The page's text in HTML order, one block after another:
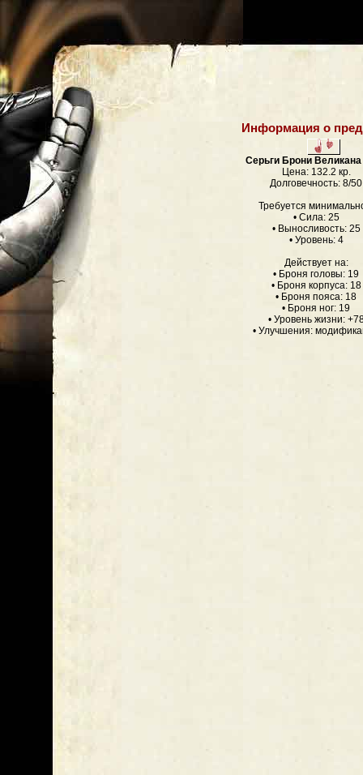
Информация о
Серьги Брони
Цена: 132.2 кр.
Долговечность: 8/50
Требуется
• Сила: 25
• Выносливость: 25
• Уровень: 4
Действует на:
• Броня головы: 19
• Броня корпуса: 18
• Броня пояса: 18
• Броня ног: 19
• Уровень жизни:
• Улучшения: